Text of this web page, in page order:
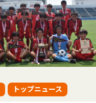
トップニュース